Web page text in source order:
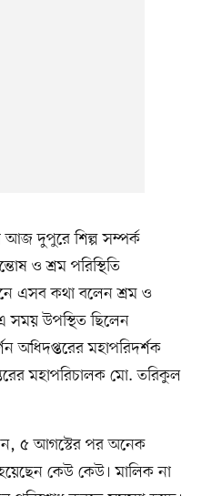
আজ দুপুরে শিল্প সম্পর্ক
ও শ্রম পরিস্থিতি
এসব কথা বলেন শ্রম ও
এ সময় উপস্থিত ছিলেন
অধিদপ্তরের মহাপরিদর্শক
মহাপরিচালক মো. তরিকুল
৫ আগস্টের পর অনেক
কেউ কেউ। মালিক না